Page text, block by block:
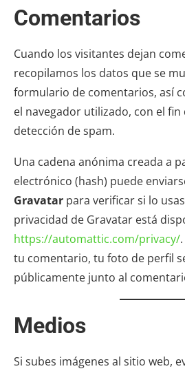
Comentarios
Cuando los visitantes dejan
recopilamos los datos que se
formulario de comentarios, así
el navegador utilizado, con el fin
detección de spam.
Una cadena anónima creada a
electrónico (hash) puede
Gravatar para verificar si lo
privacidad de Gravatar está
https://automattic.com/privacy/
tu comentario, tu foto de perfil
públicamente junto al
Medios
Si subes imágenes al sitio web,